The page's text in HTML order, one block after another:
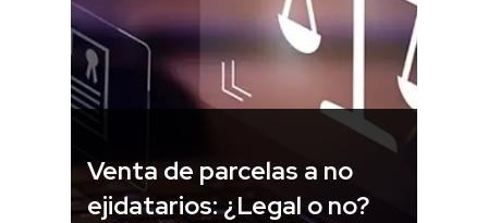
Venta de parcelas a no
ejidatarios: ¿Legal o no?